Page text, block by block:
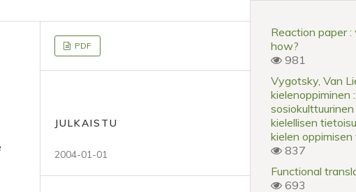
PDF
JULKAISTU
2004-01-01
Reaction paper
how?
981
Vygotsky, Van
kielenoppiminen :
kielellisen
kielen
837
Functional
693